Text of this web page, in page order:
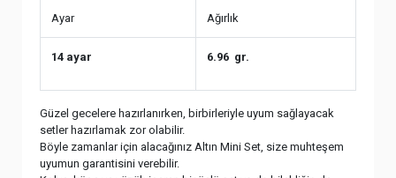
Ayar Ağırlık
14 ayar 6.96 gr.
Güzel gecelere hazırlanırken, birbirleriyle uyum sağlayacak
setler hazırlamak zor olabilir.
Böyle zamanlar için alacağınız Altın Mini Set, size muhteşem
uyumun garantisini verebilir.